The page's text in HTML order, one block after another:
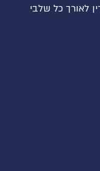
לאורך כל שלבי